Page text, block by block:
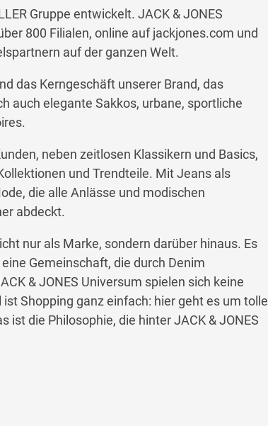
Gruppe entwickelt. JACK & JONES
800 Filialen, online auf jackjones.com und
auf der ganzen Welt.
das Kerngeschäft unserer Brand, das
auch elegante Sakkos, urbane, sportliche
neben zeitlosen Klassikern und Basics,
und Trendteile. Mit Jeans als
die alle Anlässe und modischen
abdeckt.
nur als Marke, sondern darüber hinaus. Es
Gemeinschaft, die durch Denim
& JONES Universum spielen sich keine
Shopping ganz einfach: hier geht es um tolle
ist die Philosophie, die hinter JACK & JONES